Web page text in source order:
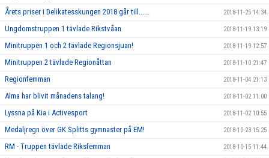
Årets priser i Delikatesskungen 2018 går till...... 2018-11-25 14:34
Ungdomstruppen 1 tävlade Rikstvåan 2018-11-19 13:19
Minitruppen 1 och 2 tävlade Regionsjuan! 2018-11-19 12:57
Minitruppen 2 tävlade Regionåttan 2018-11-10 21:47
Regionfemman 2018-11-04 21:13
Alma har blivit månadens talang! 2018-11-02 11:00
Lyssna på Kia i Activesport 2018-11-02 10:55
Medaljregn över GK Splitts gymnaster på EM! 2018-10-23 15:25
RM - Truppen tävlade Riksfemman 2018-10-15 11:44